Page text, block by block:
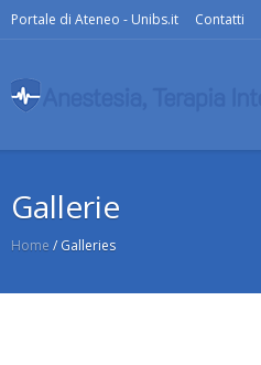
Portale di Ateneo - Unibs.it Contatti
Gallerie
Home / Galleries